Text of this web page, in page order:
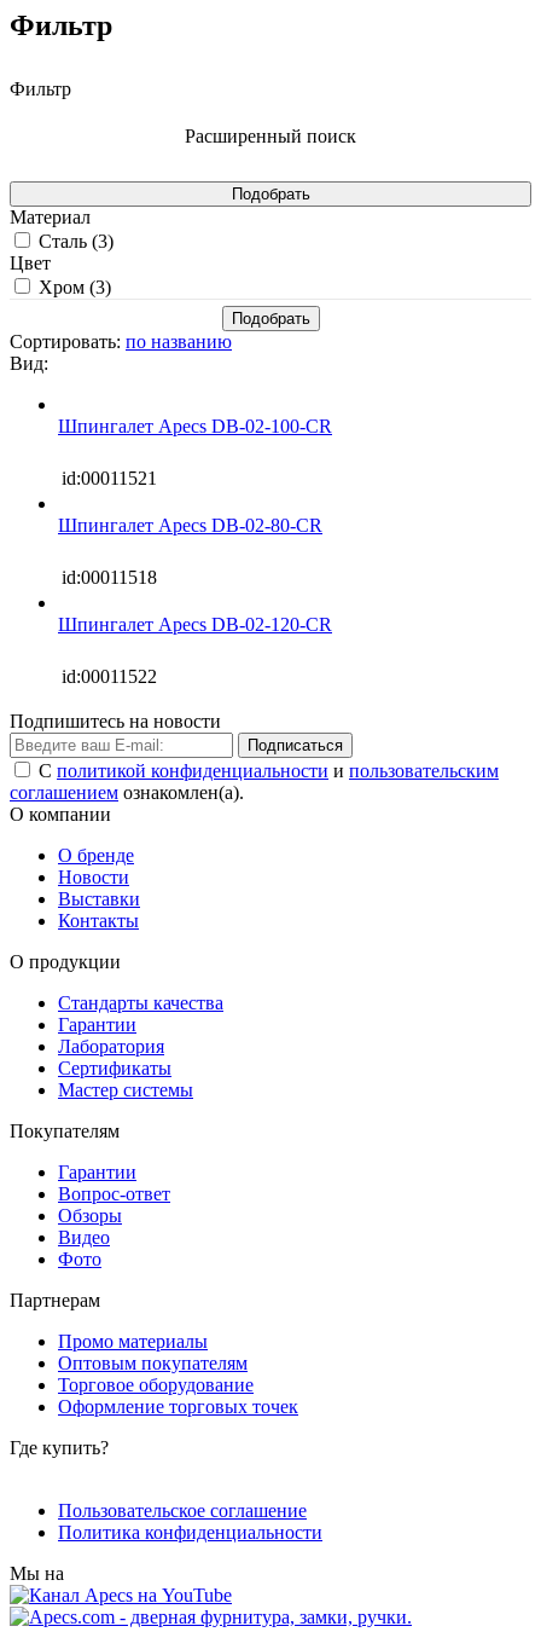
Фильтр
Фильтр
Расширенный поиск
Материал
Сталь (3)
Цвет
Хром (3)
Сортировать: по названию
Вид:
Шпингалет Apecs DB-02-100-CR
id:00011521
Шпингалет Apecs DB-02-80-CR
id:00011518
Шпингалет Apecs DB-02-120-CR
id:00011522
Подпишитесь на новости
Подписаться
С политикой конфиденциальности и пользовательским
соглашением ознакомлен(а).
О компании
О бренде
Новости
Выставки
Контакты
О продукции
Стандарты качества
Гарантии
Лаборатория
Сертификаты
Мастер системы
Покупателям
Гарантии
Вопрос-ответ
Обзоры
Видео
Фото
Партнерам
Промо материалы
Оптовым покупателям
Торговое оборудование
Оформление торговых точек
Где купить?
Пользовательское соглашение
Политика конфиденциальности
Мы на